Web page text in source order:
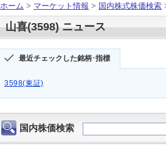
ホーム > マーケット情報 > 国内株式株価検索
山喜(3598) ニュース
最近チェックした銘柄･指標
3598(東証)